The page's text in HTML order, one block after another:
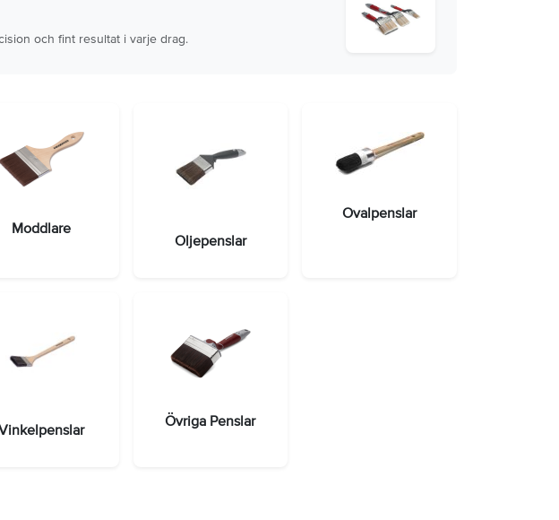
och fint resultat i varje drag.
Moddlare
Oljepenslar
Ovalpenslar
Övriga Penslar